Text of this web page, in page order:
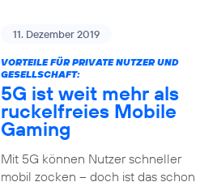
11. Dezember 2019
VORTEILE FÜR PRIVATE NUTZER UND
GESELLSCHAFT:
5G ist weit mehr als
ruckelfreies Mobile
Gaming
Mit 5G können Nutzer schneller
mobil zocken – doch ist das schon